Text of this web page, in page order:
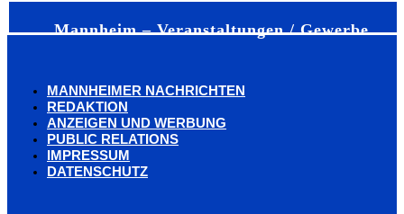
Mannheim – Veranstaltungen / Gewerbe
MANNHEIMER NACHRICHTEN
REDAKTION
ANZEIGEN UND WERBUNG
PUBLIC RELATIONS
IMPRESSUM
DATENSCHUTZ